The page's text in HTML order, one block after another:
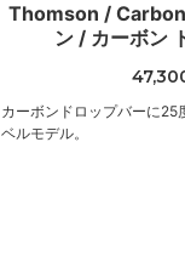
Thomson /
ン / カーボン
カーボンドロップバーに25
ベルモデル。